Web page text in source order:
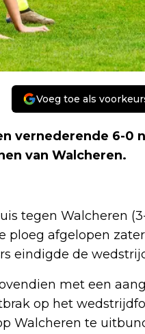
Voeg toe als
vernederende 6-0
van Walcheren.
tegen Walcheren
afgelopen
eindigde de
met een
op het
Walcheren te